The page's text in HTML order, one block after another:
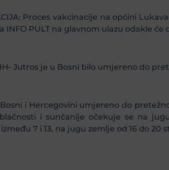
Proces vakcinacije na općini
INFO PULT na glavnom ulazu odakle
Jutros je u Bosni bilo umjereno do
i Hercegovini umjereno do
i sunčanije očekuje se na
7 i 13, na jugu zemlje od 16 do 20